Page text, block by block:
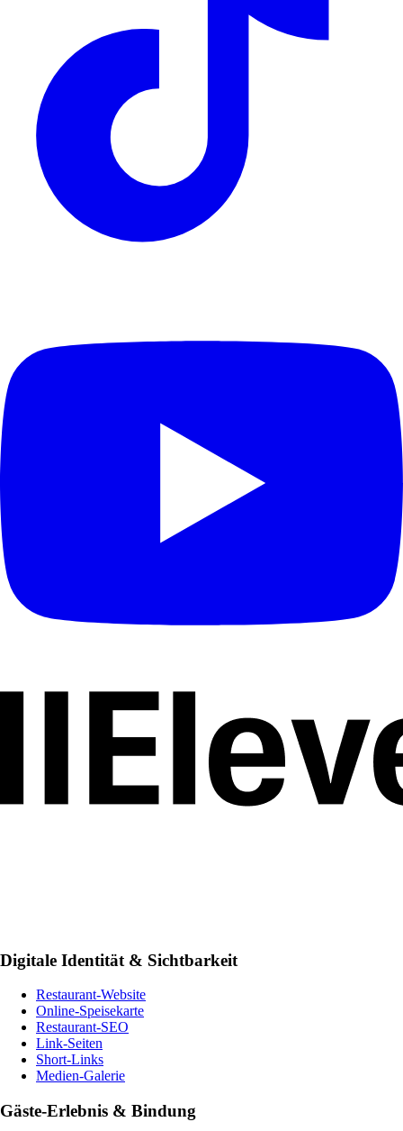
Digitale Identität & Sichtbarkeit
Restaurant-Website
Online-Speisekarte
Restaurant-SEO
Link-Seiten
Short-Links
Medien-Galerie
Gäste-Erlebnis & Bindung